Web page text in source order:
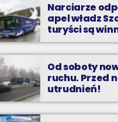
Narciarze
apel władz
turyści są
Od soboty
ruchu. Przed
utrudnień!